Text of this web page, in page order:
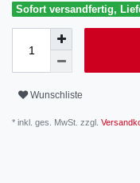
Sofort versandfertig,
Wunschliste
* inkl. ges. MwSt. zzgl.